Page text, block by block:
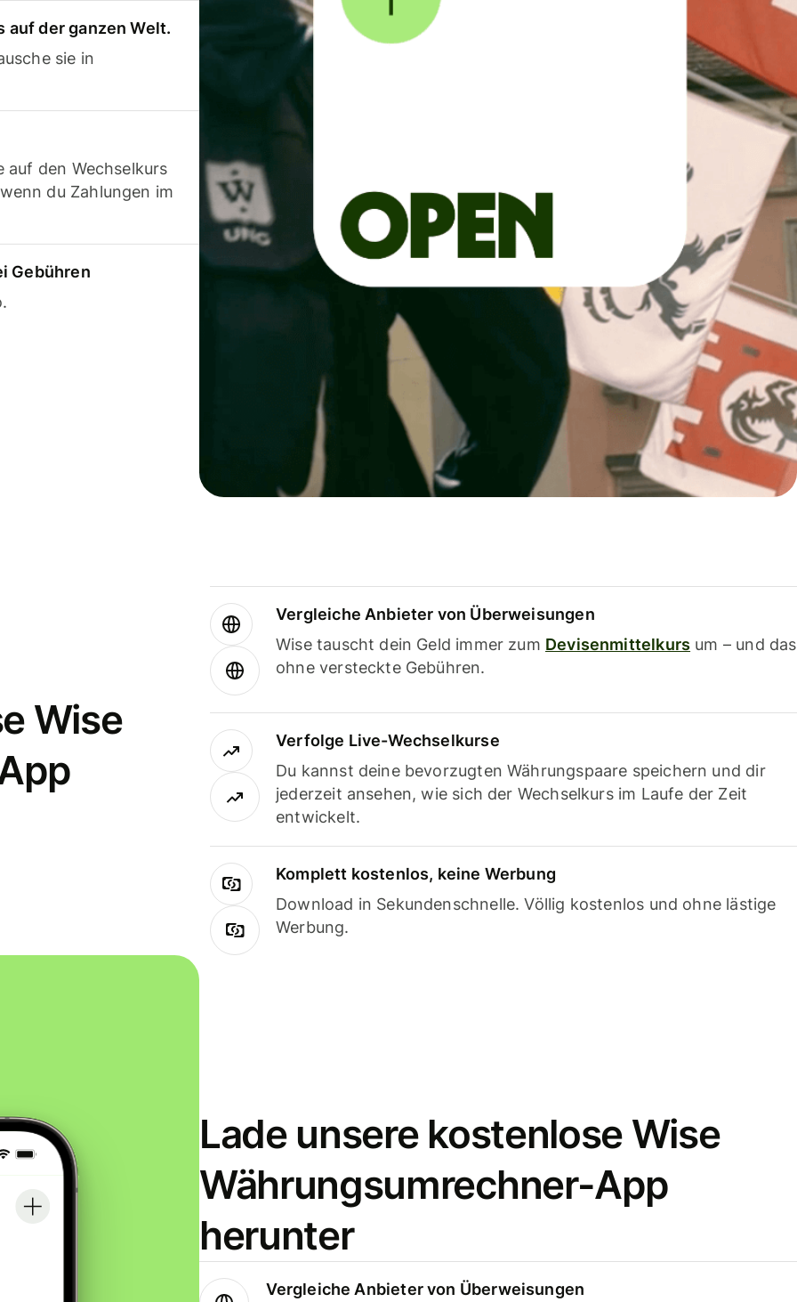
auf der ganzen Welt.
sie in
auf den Wechselkurs
du Zahlungen im
Gebühren
Wise
Vergleiche Anbieter von Überweisungen
Wise tauscht dein Geld immer zum Devisenmittelkurs um – und das
ohne versteckte Gebühren.
Verfolge Live-Wechselkurse
Du kannst deine bevorzugten Währungspaare speichern und dir
jederzeit ansehen, wie sich der Wechselkurs im Laufe der Zeit
entwickelt.
Komplett kostenlos, keine Werbung
Download in Sekundenschnelle. Völlig kostenlos und ohne lästige
Werbung.
Lade unsere kostenlose Wise
Währungsumrechner-App
herunter
Vergleiche Anbieter von Überweisungen